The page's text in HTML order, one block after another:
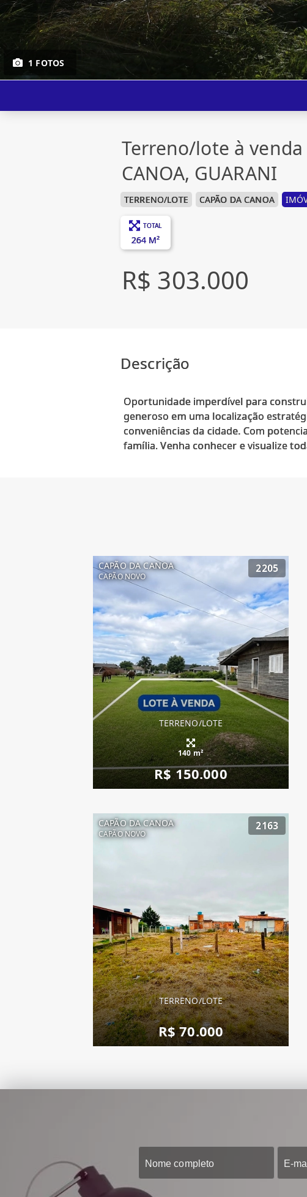
1 FOTOS
Terreno/lote à venda
CANOA, GUARANI
TERRENO/LOTE CAPÃO DA CANOA
TOTAL
264 M²
R$ 303.000
Descrição
Oportunidade imperdível para
generoso em uma localização
conveniências da cidade. Com
CAPÃO DA CANOA
CAPÃO NOVO
2205
TERRENO/LOTE
140 m²
R$ 150.000
CAPÃO DA CANOA
CAPÃO NOVO
2163
TERRENO/LOTE
R$ 70.000